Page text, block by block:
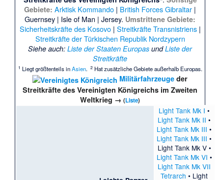
Gebiete: Arktisk Kommando | British Forces Gibraltar |
Guernsey | Isle of Man | Jersey. Umstrittene Gebiete:
Sicherheitskräfte des Kosovo| Streitkräfte Transnistriens|
Streitkräfte der Türkischen Republik Nordzypern
Siehe auch: Liste der Staaten Europas undListe der
Streitkräfte
1 Liegt größtenteils inAsien. 2Hat zusätzliche Gebiete außerhalb Europas.
Militärfahrzeuge der
Streitkräfte des Vereinigten Königreichs im Zweiten
Weltkrieg → (Liste)
Light Tank Mk I •
Light Tank Mk II •
Light Tank Mk III •
Light Tank Mk III •
Light Tank Mk V•
Light Tank Mk VI •
Light Tank Mk VII
Tetrarch • Light